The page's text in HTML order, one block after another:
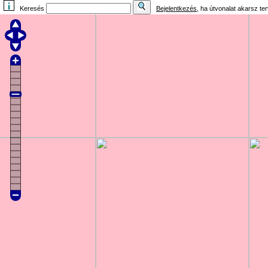
Keresés Bejelentkezés , ha útvonalat akarsz